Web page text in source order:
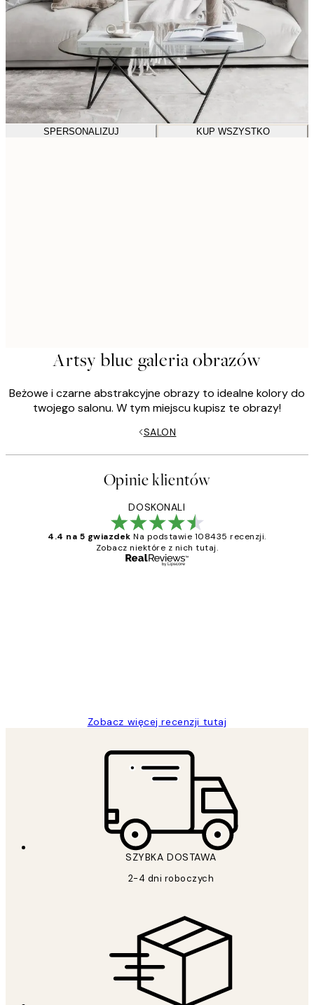
SPERSONALIZUJ KUP WSZYSTKO
Artsy blue galeria obrazów
Beżowe i czarne abstrakcyjne obrazy to idealne kolory do
twojego salonu. W tym miejscu kupisz te obrazy!
SALON
Opinie klientów
DOSKONALI
4.4 na 5 gwiazdek Na podstawie 108435 recenzji.
Zobacz niektóre z nich tutaj.
Zobacz więcej recenzji tutaj
SZYBKA DOSTAWA
2-4 dni roboczych